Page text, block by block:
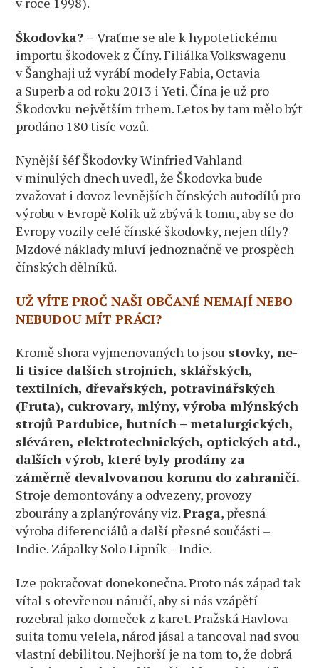
Škodovka? –Vraťme se ale k hypotetickému
importu škodovek z Číny. Filiálka Volkswagenu
v Šanghaji už vyrábí modely Fabia, Octavia
a Superb a od roku 2013 i Yeti. Čína je už pro
Škodovku největším trhem. Letos by tam mělo být
prodáno 180 tisíc vozů.
Nynější šéf Škodovky Winfried Vahland
v minulých dnech uvedl, že Škodovka bude
zvažovat i dovoz levnějších čínských autodílů pro
výrobu v Evropě Kolik už zbývá k tomu, aby se do
Evropy vozily celé čínské škodovky, nejen díly?
Mzdové náklady mluví jednoznačně ve prospěch
čínských dělníků.
UŽ VÍTE PROČ NAŠI OBČANÉ NEMAJÍ NEBO
NEBUDOU MÍT PRÁCI?
Kromě shora vyjmenovaných to jsou stovky, ne-
li tisíce dalších strojních, sklářských,
textilních, dřevařských, potravinářských
(Fruta), cukrovary, mlýny, výroba mlýnských
strojů Pardubice, hutních – metalurgických,
sléváren, elektrotechnických, optických atd.,
dalších výrob, které byly prodány za
záměrně devalvovanou korunu do zahraničí.
Stroje demontovány a odvezeny, provozy
zbourány a zplanýrovány viz.Praga, přesná
výroba diferenciálů a další přesné součásti –
Indie. Zápalky Solo Lipník – Indie.
Lze pokračovat donekonečna. Proto nás západ tak
vítal s otevřenou náručí, aby si nás vzápětí
rozebral jako domeček z karet. Pražská Havlova
suita tomu velela, národ jásal a tancoval nad svou
vlastní debilitou. Nejhorší je na tom to, že dobrá